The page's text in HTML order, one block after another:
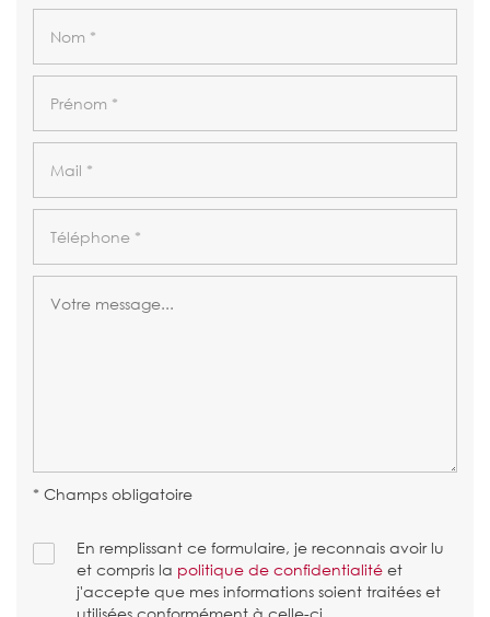
* Champs obligatoire
En remplissant ce formulaire, je reconnais avoir lu
et compris la politique de confidentialité et
j'accepte que mes informations soient traitées et